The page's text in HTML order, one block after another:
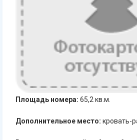
Площадь номера: 65,2 кв.м.
Дополнительное место: кровать-